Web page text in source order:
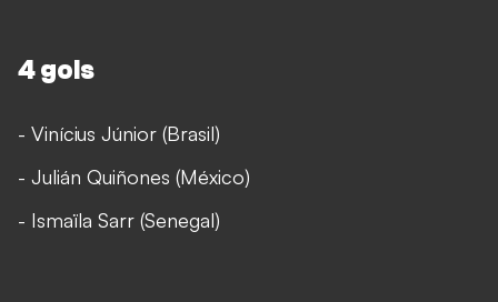
4 gols
- Vinícius Júnior (Brasil)
- Julián Quiñones (México)
- Ismaïla Sarr (Senegal)